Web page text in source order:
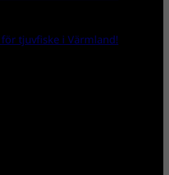
tjuvfiske i Värmland!